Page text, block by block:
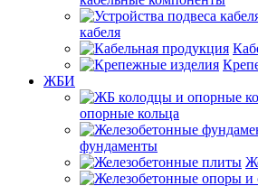
кабеля
ЖБИ
опорные кольца
фундаменты